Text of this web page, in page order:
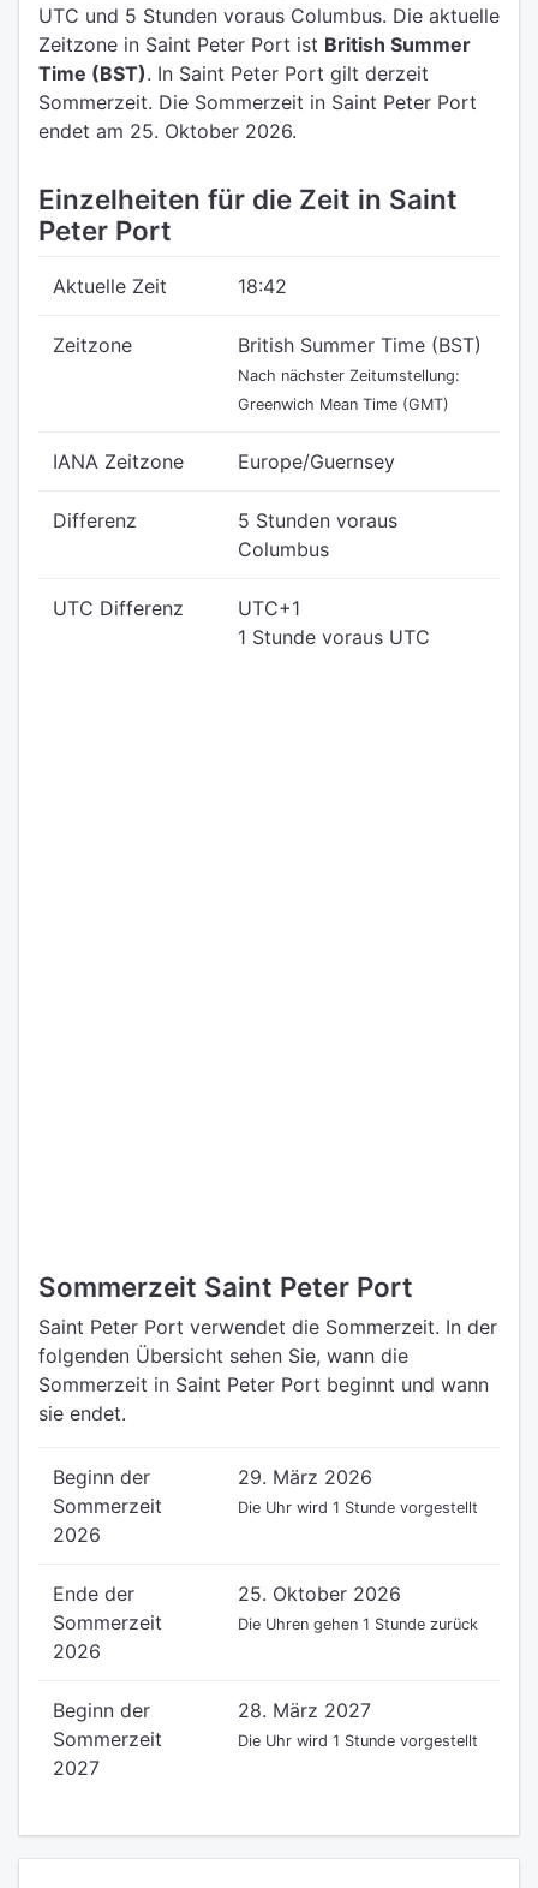
UTC und 5 Stunden voraus Columbus. Die aktuelle
Zeitzone in Saint Peter Port ist British Summer
Time (BST). In Saint Peter Port gilt derzeit
Sommerzeit. Die Sommerzeit in Saint Peter Port
endet am 25. Oktober 2026.
Einzelheiten für die Zeit in Saint
Peter Port
Aktuelle Zeit 18:42
Zeitzone British Summer Time (BST)
Nach nächster Zeitumstellung:
Greenwich Mean Time (GMT)
IANA Zeitzone Europe/Guernsey
Differenz
5 Stunden voraus
Columbus
UTC Differenz
UTC+1
1 Stunde voraus UTC
Sommerzeit Saint Peter Port
Saint Peter Port verwendet die Sommerzeit. In der
folgenden Übersicht sehen Sie, wann die
Sommerzeit in Saint Peter Port beginnt und wann
sie endet.
Beginn der
Sommerzeit
2026
29. März 2026
Die Uhr wird 1 Stunde vorgestellt
Ende der
Sommerzeit
2026
25. Oktober 2026
Die Uhren gehen 1 Stunde zurück
Beginn der
Sommerzeit
2027
28. März 2027
Die Uhr wird 1 Stunde vorgestellt